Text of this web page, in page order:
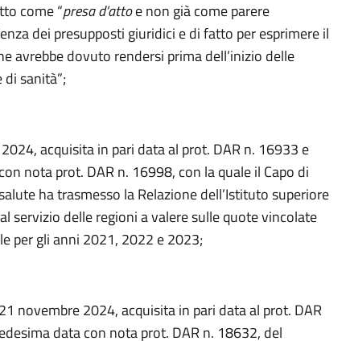
come “presa d’attoe non già come parere
dei presupposti giuridici e di fatto per esprimere il
avrebbe dovuto rendersi prima dell’inizio delle
sanità”;
acquisita in pari data al prot. DAR n. 16933 e
nota prot. DAR n. 16998, con la quale il Capo di
ha trasmesso la Relazione dell’Istituto superiore
servizio delle regioni a valere sulle quote vincolate
per gli anni 2021, 2022 e 2023;
novembre 2024, acquisita in pari data al prot. DAR
data con nota prot. DAR n. 18632, del